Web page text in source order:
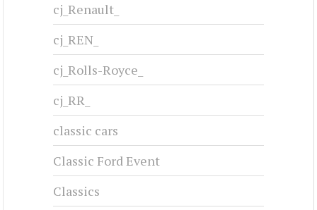
cj_Renault_
cj_REN_
cj_Rolls-Royce_
cj_RR_
classic cars
Classic Ford Event
Classics